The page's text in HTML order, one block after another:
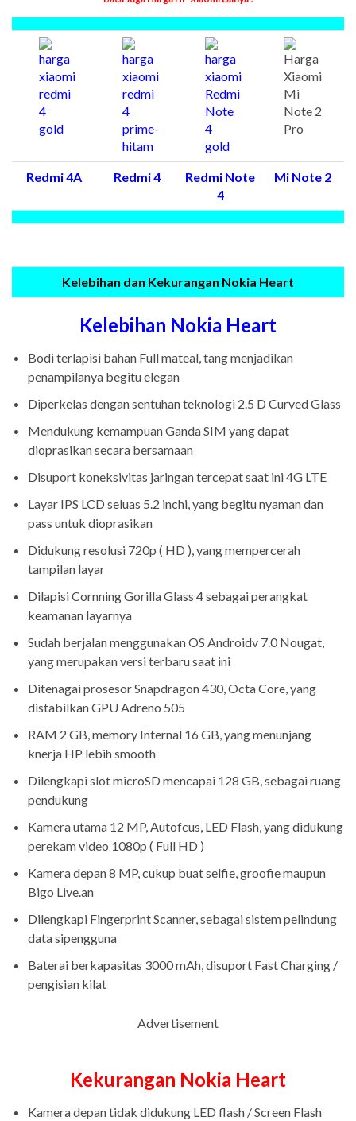
Redmi 4A Redmi 4
Redmi Note
4
Mi Note 2
Kelebihan dan Kekurangan Nokia Heart
Kelebihan Nokia Heart
Bodi terlapisi bahan Full mateal, tang menjadikan
penampilanya begitu elegan
Diperkelas dengan sentuhan teknologi 2.5 D Curved Glass
Mendukung kemampuan Ganda SIM yang dapat
dioprasikan secara bersamaan
Disuport koneksivitas jaringan tercepat saat ini 4G LTE
Layar IPS LCD seluas 5.2 inchi, yang begitu nyaman dan
pass untuk dioprasikan
Didukung resolusi 720p ( HD ), yang mempercerah
tampilan layar
Dilapisi Cornning Gorilla Glass 4 sebagai perangkat
keamanan layarnya
Sudah berjalan menggunakan OS Androidv 7.0 Nougat,
yang merupakan versi terbaru saat ini
Ditenagai prosesor Snapdragon 430, Octa Core, yang
distabilkan GPU Adreno 505
RAM 2 GB, memory Internal 16 GB, yang menunjang
knerja HP lebih smooth
Dilengkapi slot microSD mencapai 128 GB, sebagai ruang
pendukung
Kamera utama 12 MP, Autofcus, LED Flash, yang didukung
perekam video 1080p ( Full HD )
Kamera depan 8 MP, cukup buat selfie, groofie maupun
Bigo Live.an
Dilengkapi Fingerprint Scanner, sebagai sistem pelindung
data sipengguna
Baterai berkapasitas 3000 mAh, disuport Fast Charging /
pengisian kilat
Advertisement
Kekurangan Nokia Heart
Kamera depan tidak didukung LED flash / Screen Flash